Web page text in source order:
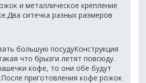
и металлическое крепление
ситечка разных размеров
большую посудуКонструкция
что брызги летят повсюду.
кофе, то они обе будут
приготовления кофе рожок